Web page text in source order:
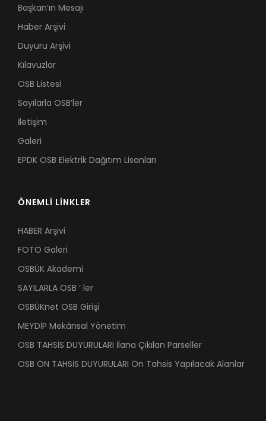
Başkan’ın Mesajı
Haber Arşivi
Duyuru Arşivi
Kılavuzlar
OSB Listesi
Sayılarla OSB’ler
İletişim
Galeri
EPDK OSB Elektrik Dağıtım Lisanları
ÖNEMLİ LİNKLER
HABER Arşivi
FOTO Galeri
OSBÜK Akademi
SAYILARLA OSB ’ ler
OSBÜKnet OSB Girişi
MEYDİP Mekânsal Yönetim
OSB TAHSİS DUYURULARI İlana Çıkılan Parseller
OSB ÖN TAHSİS DUYURULARI Ön Tahsis Yapılacak Alanlar